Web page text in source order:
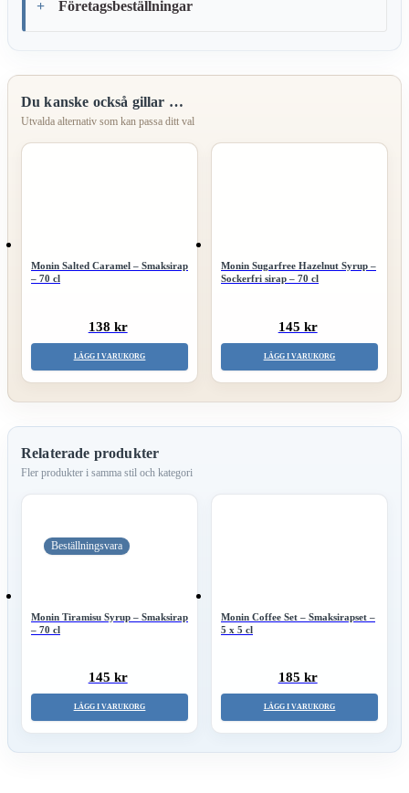
Företagsbeställningar
Du kanske också gillar …
Monin Salted Caramel – Smaksirap
– 70 cl
138 kr
LÄGG I VARUKORG
Monin Sugarfree Hazelnut Syrup –
Sockerfri sirap – 70 cl
145 kr
LÄGG I VARUKORG
Relaterade produkter
Beställningsvara
Monin Tiramisu Syrup – Smaksirap
– 70 cl
145 kr
LÄGG I VARUKORG
Monin Coffee Set – Smaksirapset –
5 x 5 cl
185 kr
LÄGG I VARUKORG